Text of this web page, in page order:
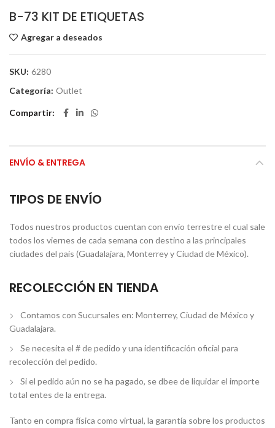
B-73 KIT DE ETIQUETAS
Agregar a deseados
SKU: 6280
Categoría: Outlet
Compartir
ENVÍO & ENTREGA
TIPOS DE ENVÍO
Todos nuestros productos cuentan con envío terrestre el cual sale
todos los viernes de cada semana con destino a las principales
ciudades del país (Guadalajara, Monterrey y Ciudad de México).
RECOLECCIÓN EN TIENDA
Contamos con Sucursales en: Monterrey, Ciudad de México y
Guadalajara.
Se necesita el # de pedido y una identificación oficial para
recolección del pedido.
Si el pedido aún no se ha pagado, se dbee de liquidar el importe
total entes de la entrega.
Tanto en compra física como virtual, la garantía sobre los productos